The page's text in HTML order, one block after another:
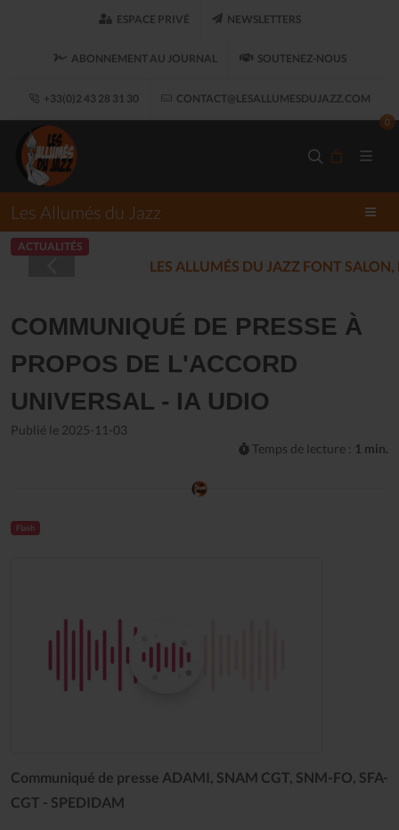
ESPACE PRIVÉ NEWSLETTERS
ABONNEMENT AU JOURNAL SOUTENEZ-NOUS
+33(0)2 43 28 31 30 CONTACT@LESALLUMESDUJAZZ.COM
0
Les Allumés du Jazz
ACTUALITÉS
LES ALLUMÉS DU JAZZ FONT SALON, LE
COMMUNIQUÉ DE PRESSE À
PROPOS DE L'ACCORD
UNIVERSAL - IA UDIO
Publié le 2025-11-03
Temps de lecture : 1 min.
Flash
Communiqué de presse ADAMI, SNAM CGT, SNM-FO, SFA-
CGT - SPEDIDAM